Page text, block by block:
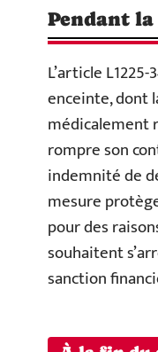
Pendant la
L’article
enceinte, dont
médicalement
rompre son
indemnité de
mesure
pour des
souhaitent
sanction